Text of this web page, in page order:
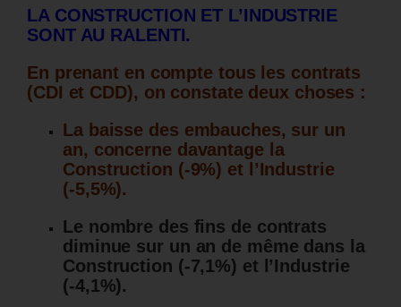
LA CONSTRUCTION ET L’INDUSTRIE
SONT AU RALENTI.
En prenant en compte tous les contrats
(CDI et CDD), on constate deux choses :
La baisse des embauches, sur un
an, concerne davantage la
Construction (-9%) et l’Industrie
(-5,5%).
Le nombre des fins de contrats
diminue sur un an de même dans la
Construction (-7,1%) et l’Industrie
(-4,1%).